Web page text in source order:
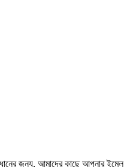
জন্য, আমাদের কাছে আপনার ইমেল